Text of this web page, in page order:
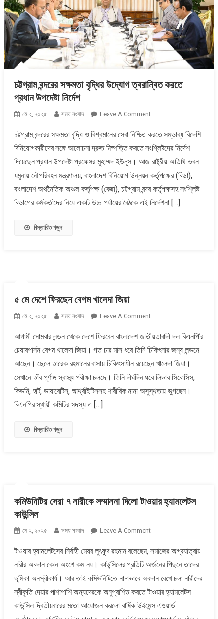
চট্টগ্রাম বন্দরের সক্ষমতা বৃদ্ধির উদ্যোগ ত্বরান্বিত করতে
প্রধান উপদেষ্টা নির্দেশ
মে ২, ২০২৫ সময় সংবাদ Leave A CommentOn
বন্দরের
সক্ষমতা
বৃদ্ধির
উদ্যোগ
ত্বরান্বিত
করতে
প্রধান
চট্টগ্রাম বন্দরের সক্ষমতা বৃদ্ধি ও বিশ্বমানের সেবা নিশ্চিত করতে সম্ভাব্য বিদেশি
বিনিয়োগকারীদের সঙ্গে আলোচনা দ্রুত নিষ্পত্তি করতে সংশ্লিষ্টদের নির্দেশ
দিয়েছেন প্রধান উপদেষ্টা প্রফেসর মুহাম্মদ ইউনূস। আজ রাষ্ট্রীয় অতিথি ভবন
যমুনায় নৌপরিবহন মন্ত্রণালয়, বাংলাদেশ বিনিয়োগ উন্নয়ন কর্তৃপক্ষের (বিডা),
বাংলাদেশ অর্থনৈতিক অঞ্চল কর্তৃপক্ষ (বেজা), চট্টগ্রাম বন্দর কর্তৃপক্ষসহ সংশ্লিষ্ট
বিভাগের কর্মকর্তাদের নিয়ে একটি উচ্চ পর্যায়ের বৈঠকে এই নির্দেশনা […]
বিস্তারিত পড়ুন
৫ মে দেশে ফিরছেন বেগম খালেদা জিয়া
মে ২, ২০২৫ সময় সংবাদ Leave A CommentOn
মে
দেশে
ফিরছেন
জিয়া
আগামী সোমবার লন্ডন থেকে দেশে ফিরবেন বাংলাদেশ জাতীয়তাবাদী দল বিএনপি’র
চেয়ারপার্সন বেগম খালেদা জিয়া। গত চার মাস ধরে তিনি চিকিৎসার জন্য লন্ডনে
আছেন। ছেলে তারেক রহমানের বাসায় চিকিৎসাধীন রয়েছেন খালেদা জিয়া।
সেখানে তাঁর পূর্ণাঙ্গ স্বাস্থ্য পরীক্ষা চলছে। তিনি দীর্ঘদিন ধরে লিভার সিরোসিস,
কিডনি, হার্ট, ডায়াবেটিস, আর্থ্রাইটিসসহ শারীরিক নানা অসুস্থতায় ভুগছেন।
বিএনপির স্থায়ী কমিটির সদস্য এ […]
বিস্তারিত পড়ুন
কমিউনিটির সেরা ৭ নারীকে সম্মাননা দিলো টাওয়ার হ্যামলেটস
কাউন্সিল
মে ২, ২০২৫ সময় সংবাদ Leave A CommentOn
সেরা
৭
নারীকে
টাওয়ার
টাওয়ার হ্যামলেটসের নির্বাহী মেয়র লুৎফুর রহমান বলেছেন, সমাজের অগ্রযাত্রায়
নারীর অবদান কোন অংশে কম নয়। কাউন্সিলের প্রতিটি অর্জনের পিছনে তাদের
ভূমিকা অনস্বীকার্য। আর তাই কমিউনিটিতে নানাভাবে অবদান রেখে চলা নারীদের
স্বীকৃতি দেয়ার পাশাপাশি অন্যদেরকে অনুপ্রাণিত করতে টাওয়ার হ্যামলেটস
কাউন্সিল দ্বিতীয়বারের মতো আয়োজন করলো বার্ষিক উইমেন্স এওয়ার্ড